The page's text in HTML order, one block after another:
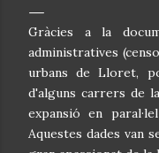
Gràcies a la
administratives
urbans de Lloret,
d'alguns carrers de
expansió en
Aquestes dades van